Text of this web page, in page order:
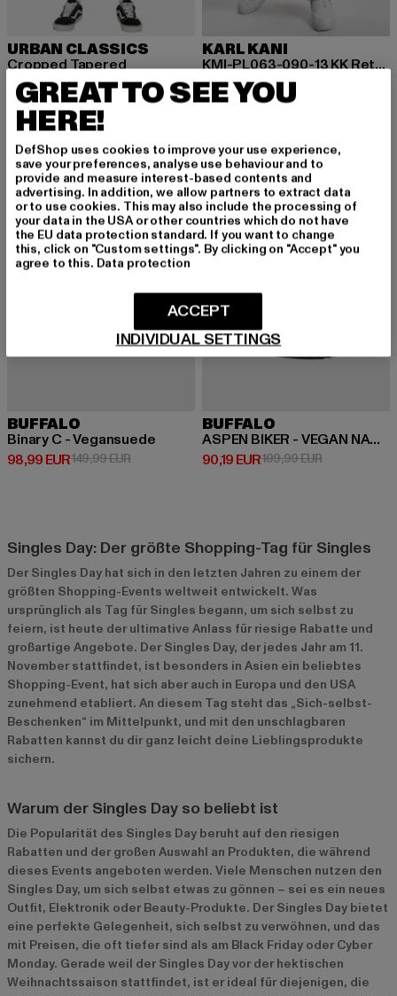
URBAN CLASSICS
Cropped Tapered
29,99 EUR
Derzeitiger Preis: 29,99 EUR
49,99 EURAktionspreis: 49,99 EUR
KARL KANI
KMI-PL063-090-13 KK Retro Baggy Workwear Denim
68,39 EUR
Derzeitiger Preis: 68,39 EUR
89,99 EUR
-34%
BUFFALO
Binary C - Vegansuede
98,99 EUR
Derzeitiger Preis: 98,99 EUR
149,99 EURAktionspreis: 149,99 EUR
-18%
BUFFALO
ASPEN BIKER - VEGAN NAPPA
90,19 EUR
Derzeitiger Preis: 90,19 EUR
109,99 EURAktionspreis:
Singles Day: Der größte Shopping-Tag für Singles
Der Singles Day hat sich in den letzten Jahren zu einem der
größten Shopping-Events weltweit entwickelt. Was
ursprünglich als Tag für Singles begann, um sich selbst zu
feiern, ist heute der ultimative Anlass für riesige Rabatte und
großartige Angebote. Der Singles Day, der jedes Jahr am 11.
November stattfindet, ist besonders in Asien ein beliebtes
Shopping-Event, hat sich aber auch in Europa und den USA
zunehmend etabliert. An diesem Tag steht das „Sich-selbst-
Beschenken“ im Mittelpunkt, und mit den unschlagbaren
Rabatten kannst du dir ganz leicht deine Lieblingsprodukte
sichern.
Warum der Singles Day so beliebt ist
Die Popularität des Singles Day beruht auf den riesigen
Rabatten und der großen Auswahl an Produkten, die während
dieses Events angeboten werden. Viele Menschen nutzen den
Singles Day, um sich selbst etwas zu gönnen – sei es ein neues
Outfit, Elektronik oder Beauty-Produkte. Der Singles Day bietet
eine perfekte Gelegenheit, sich selbst zu verwöhnen, und das
mit Preisen, die oft tiefer sind als am Black Friday oder Cyber
Monday. Gerade weil der Singles Day vor der hektischen
Weihnachtssaison stattfindet, ist er ideal für diejenigen, die
GREAT TO SEE YOU
HERE!
DefShop uses cookies to improve your use experience,
save your preferences, analyse use behaviour and to
provide and measure interest-based contents and
advertising. In addition, we allow partners to extract data
or to use cookies. This may also include the processing of
your data in the USA or other countries which do not have
the EU data protection standard. If you want to change
this, click on "Custom settings". By clicking on "Accept" you
agree to this. Data protection
INDIVIDUAL SETTINGS
ACCEPT